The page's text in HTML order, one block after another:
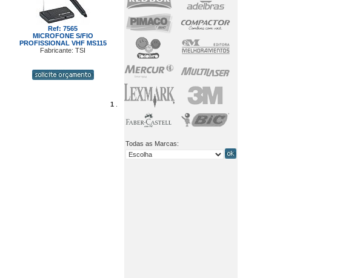
Ref: 7565
MICROFONE S/FIO
PROFISSIONAL VHF MS115
Fabricante: TSI
1
Todas as Marcas: